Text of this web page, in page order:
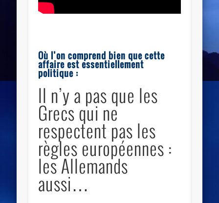
Où l’on comprend bien que cette
affaire est essentiellement
politique :
Il n’y a pas que les
Grecs qui ne
respectent pas les
règles européennes :
les Allemands
aussi…